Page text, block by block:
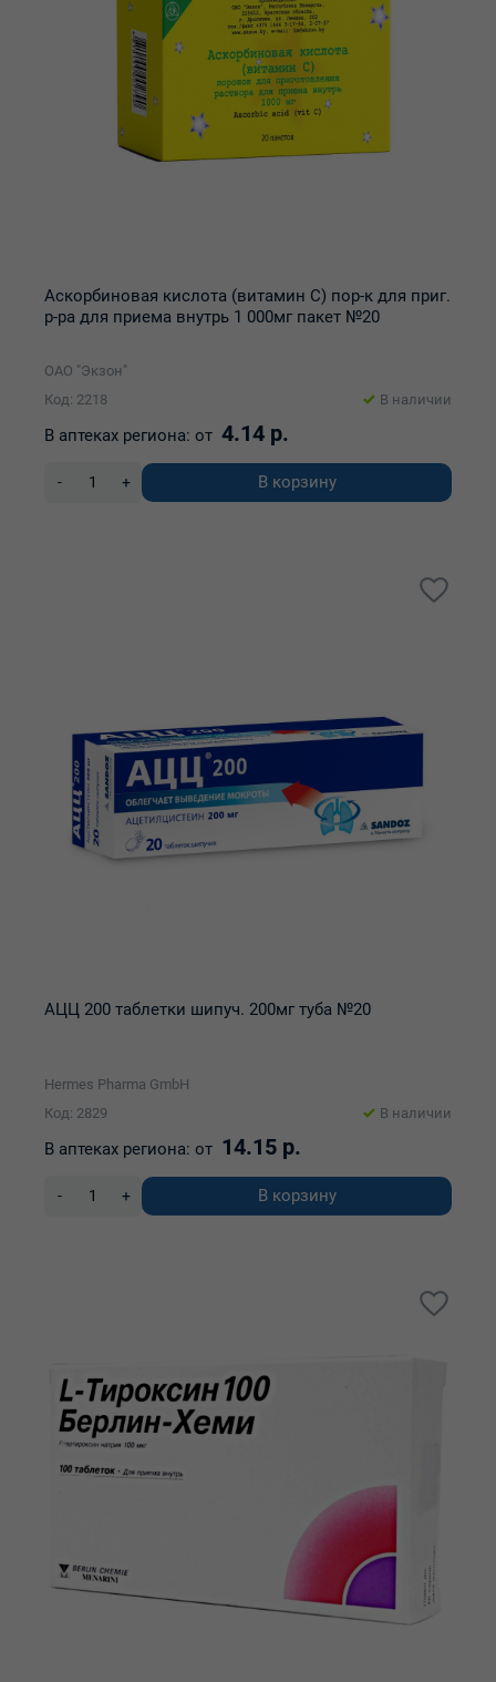
Аскорбиновая кислота (витамин С) пор-к для приг.
р-ра для приема внутрь 1 000мг пакет №20
ОАО "Экзон"
Код: 2218
В наличии
В аптеках региона: от 4.14 р.
- + В корзину
АЦЦ 200 таблетки шипуч. 200мг туба №20
Hermes Pharma GmbH
Код: 2829
В наличии
В аптеках региона: от 14.15 р.
- + В корзину